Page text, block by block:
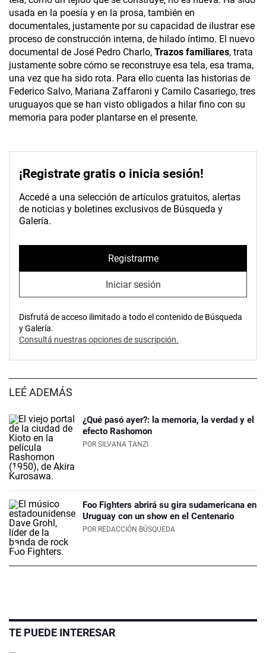
usada en la poesía y en la prosa, también en
documentales, justamente por su capacidad de ilustrar ese
proceso de construcción interna, de hilado íntimo. El nuevo
documental de José Pedro Charlo, Trazos familiares, trata
justamente sobre cómo se reconstruye esa tela, esa trama,
una vez que ha sido rota. Para ello cuenta las historias de
Federico Salvo, Mariana Zaffaroni y Camilo Casariego, tres
uruguayos que se han visto obligados a hilar fino con su
memoria para poder plantarse en el presente.
¡Registrate gratis o inicia sesión!
Accedé a una selección de artículos gratuitos, alertas
de noticias y boletines exclusivos de Búsqueda y
Galería.
Registrarme
Iniciar sesión
Disfrutá de acceso ilimitado a todo el contenido de Búsqueda
y Galería.
Consultá nuestras opciones de suscripción.
LEÉ ADEMÁS
¿Qué pasó ayer?: la memoria, la verdad y el
efecto Rashomon
POR SILVANA TANZI
Foo Fighters abrirá su gira sudamericana en
Uruguay con un show en el Centenario
POR REDACCIÓN BÚSQUEDA
TE PUEDE INTERESAR